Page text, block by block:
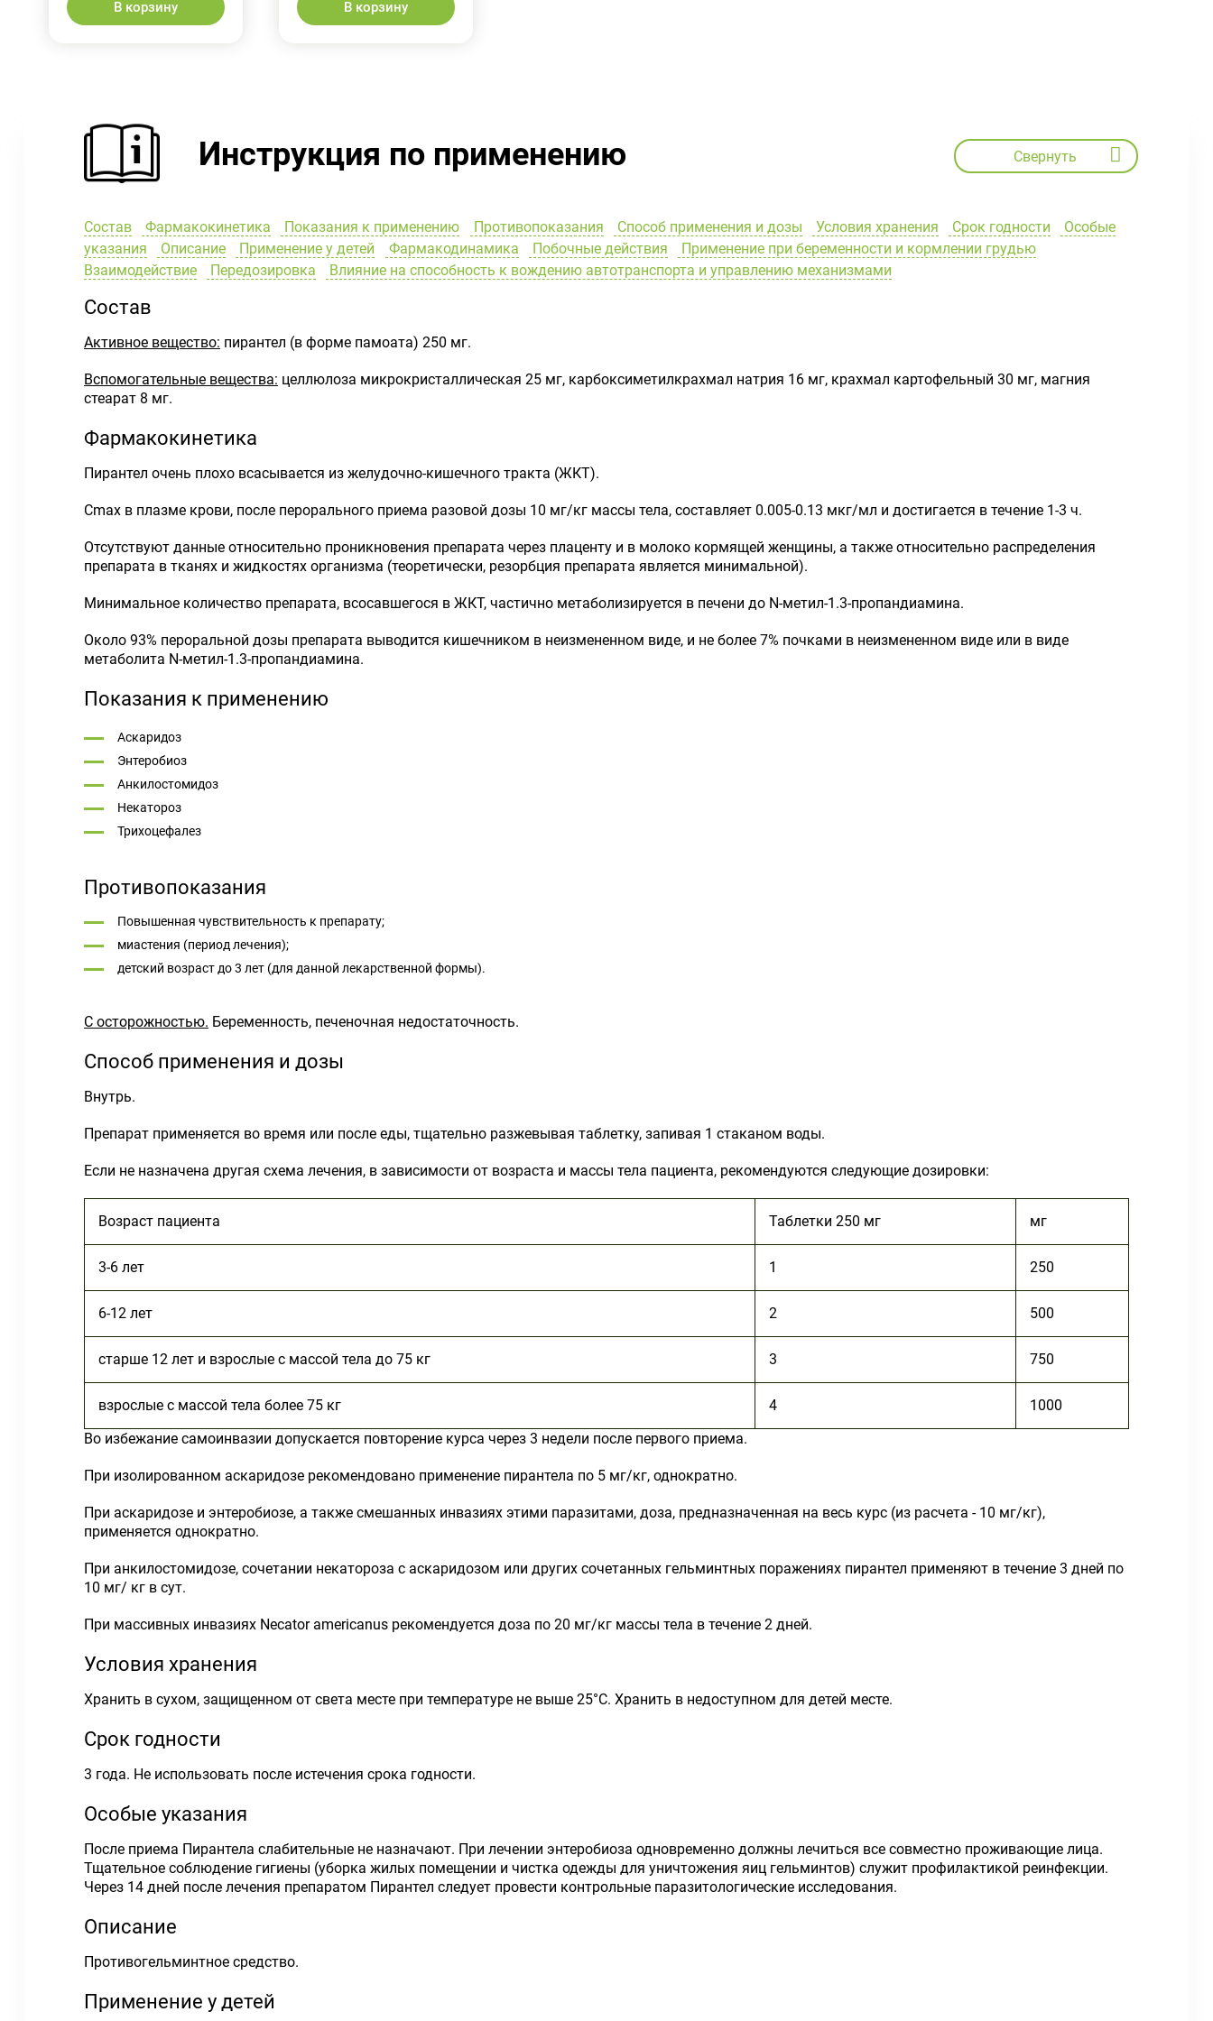
В корзину В корзину
Инструкция по применению Свернуть
Состав Фармакокинетика Показания к применению Противопоказания Способ применения и дозы Условия хранения Срок годности
Особые
указания
Описание Применение у детей Фармакодинамика Побочные действия
Применение при беременности и кормлении грудью
Взаимодействие
Передозировка Влияние на способность к вождению автотранспорта и управлению механизмами
Состав
Активное вещество: пирантел (в форме памоата) 250 мг.
Вспомогательные вещества: целлюлоза микрокристаллическая 25 мг, карбоксиметилкрахмал натрия 16 мг, крахмал картофельный 30 мг, магния
стеарат 8 мг.
Фармакокинетика
Пирантел очень плохо всасывается из желудочно-кишечного тракта (ЖКТ).
Cmax в плазме крови, после перорального приема разовой дозы 10 мг/кг массы тела, составляет 0.005-0.13 мкг/мл и достигается в течение 1-3 ч.
Отсутствуют данные относительно проникновения препарата через плаценту и в молоко кормящей женщины, а также относительно распределения
препарата в тканях и жидкостях организма (теоретически, резорбция препарата является минимальной).
Минимальное количество препарата, всосавшегося в ЖКТ, частично метаболизируется в печени до N-метил-1.3-пропандиамина.
Около 93% пероральной дозы препарата выводится кишечником в неизмененном виде, и не более 7% почками в неизмененном виде или в виде
метаболита N-метил-1.3-пропандиамина.
Показания к применению
Аскаридоз
Энтеробиоз
Анкилостомидоз
Некатороз
Трихоцефалез
Противопоказания
Повышенная чувствительность к препарату;
миастения (период лечения);
детский возраст до 3 лет (для данной лекарственной формы).
С осторожностью. Беременность, печеночная недостаточность.
Способ применения и дозы
Внутрь.
Препарат применяется во время или после еды, тщательно разжевывая таблетку, запивая 1 стаканом воды.
Если не назначена другая схема лечения, в зависимости от возраста и массы тела пациента, рекомендуются следующие дозировки:
Возраст пациента Таблетки 250 мг мг
3-6 лет 1 250
6-12 лет 2 500
старше 12 лет и взрослые с массой тела до 75 кг 3 750
взрослые с массой тела более 75 кг 4
1000
Во избежание самоинвазии допускается повторение курса через 3 недели после первого приема.
При изолированном аскаридозе рекомендовано применение пирантела по 5 мг/кг, однократно.
При аскаридозе и энтеробиозе, а также смешанных инвазиях этими паразитами, доза, предназначенная на весь курс (из расчета - 10 мг/кг),
применяется однократно.
При анкилостомидозе, сочетании некатороза с аскаридозом или других сочетанных гельминтных поражениях пирантел применяют в течение 3 дней по
10 мг/ кг в сут.
При массивных инвазиях Necator americanus рекомендуется доза по 20 мг/кг массы тела в течение 2 дней.
Условия хранения
Хранить в сухом, защищенном от света месте при температуре не выше 25°С. Хранить в недоступном для детей месте.
Срок годности
3 года. Не использовать после истечения срока годности.
Особые указания
После приема Пирантела слабительные не назначают. При лечении энтеробиоза одновременно должны лечиться все совместно проживающие лица.
Тщательное соблюдение гигиены (уборка жилых помещении и чистка одежды для уничтожения яиц гельминтов) служит профилактикой реинфекции.
Через 14 дней после лечения препаратом Пирантел следует провести контрольные паразитологические исследования.
Описание
Противогельминтное средство.
Применение у детей